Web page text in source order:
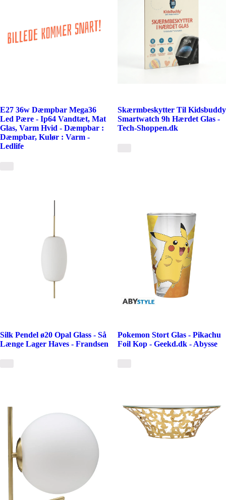
E27 36w Dæmpbar Mega36
Led Pære - Ip64 Vandtæt, Mat
Glas, Varm Hvid - Dæmpbar :
Dæmpbar, Kulør : Varm -
Ledlife
Skærmbeskytter Til Kidsbuddy
Smartwatch 9h Hærdet Glas -
Tech-Shoppen.dk
Silk Pendel ø20 Opal Glass - Så
Længe Lager Haves - Frandsen
Pokemon Stort Glas - Pikachu
Foil Kop - Geekd.dk - Abysse